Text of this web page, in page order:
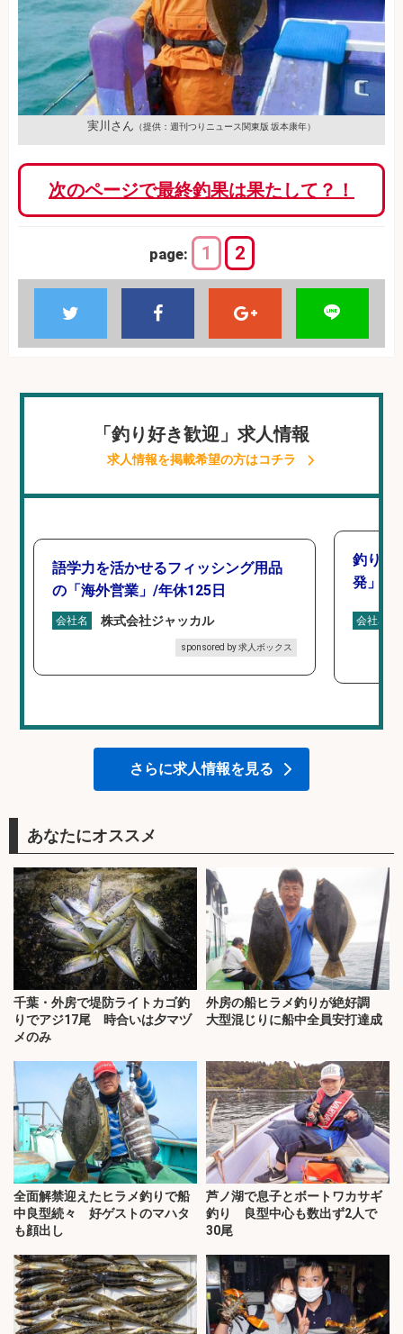
実川さん （提供：週刊つりニュース関東版 坂本康年）
次のページで最終釣果は果たして？！
page: 1 2
「釣り好き歓迎」求人情報
求人情報を掲載希望の方はコチラ
語学力を活かせるフィッシング用品
の「海外営業」/年休125日
会社名 株式会社ジャッカル
sponsored by 求人ボックス
釣り好
発」/
会社名
さらに求人情報を見る
あなたにオススメ
千葉・外房で堤防ライトカゴ釣
りでアジ17尾 時合いは夕マヅ
メのみ
外房の船ヒラメ釣りが絶好調
大型混じりに船中全員安打達成
全面解禁迎えたヒラメ釣りで船
中良型続々 好ゲストのマハタ
も顔出し
芦ノ湖で息子とボートワカサギ
釣り 良型中心も数出ず2人で
30尾